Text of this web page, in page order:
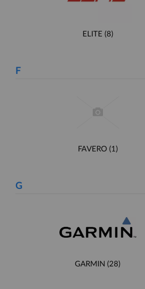
ELITE (8)
F
FAVERO(1)
G
GARMIN (28)